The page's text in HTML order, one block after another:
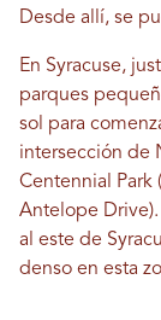
Desde allí, se
En Syracuse,
parques
sol para
intersección de
Centennial Park
Antelope
al este de
denso en esta